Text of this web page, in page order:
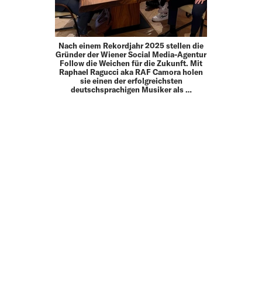
Nach einem Rekordjahr 2025 stellen die
Gründer der Wiener Social Media-Agentur
Follow die Weichen für die Zukunft. Mit
Raphael Ragucci aka RAF Camora holen
sie einen der erfolgreichsten
deutschsprachigen Musiker als …